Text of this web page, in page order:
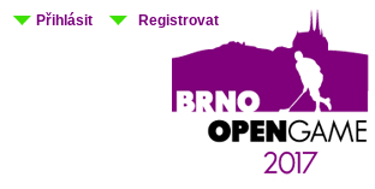
Přihlásit Registrovat